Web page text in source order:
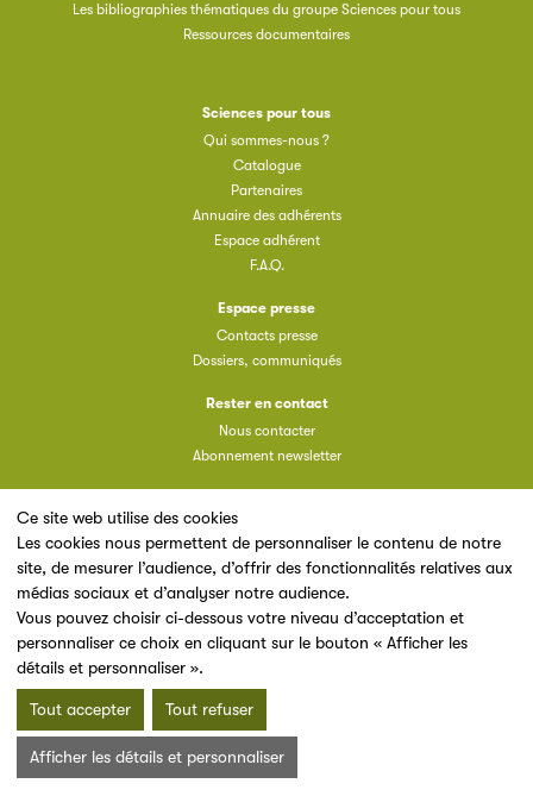
Ce site web utilise des cookies
Les cookies nous permettent de personnaliser le contenu de notre
site, de mesurer l’audience, d’offrir des fonctionnalités relatives aux
médias sociaux et d’analyser notre audience.
Vous pouvez choisir ci-dessous votre niveau d’acceptation et
personnaliser ce choix en cliquant sur le bouton « Afficher les
détails et personnaliser ».
Tout accepter Tout refuser
Afficher les détails et personnaliser
Les bibliographies thématiques du groupe Sciences pour tous
Ressources documentaires
Sciences pour tous
Qui sommes-nous ?
Catalogue
Partenaires
Annuaire des adhérents
Espace adhérent
F.A.Q.
Espace presse
Contacts presse
Dossiers, communiqués
Rester en contact
Nous contacter
Abonnement newsletter
Un site du
Mentions légales & Conditions d’utilisation
Charte cookies
© 2026 SNE